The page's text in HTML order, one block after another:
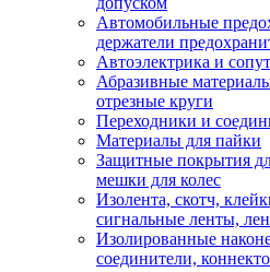
Автомобильные
держатели
Автоэлектрика и
Абразивные
отрезные круги
Переходники и
Материалы для пайки
Защитные покрытия
мешки для колес
Изолента, скотч,
сигнальные ленты,
Изолированные
соединители,